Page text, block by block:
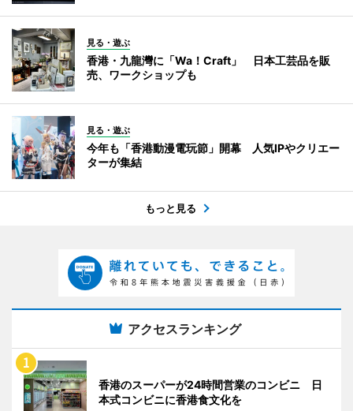
見る・遊ぶ
香港・九龍灣に「Wa！Craft」 日本工芸品を販
売、ワークショップも
見る・遊ぶ
今年も「香港動漫電玩節」開幕 人気IPやクリエー
ターが集結
もっと見る
アクセスランキング
香港のスーパーが24時間営業のコンビニ 日
本式コンビニに香港食文化を